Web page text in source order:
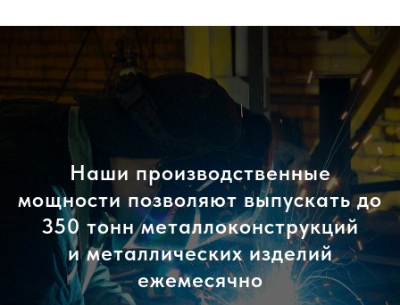
Наши производственные
мощности позволяют выпускать до
350 тонн металлоконструкций
и металлических изделий
ежемесячно